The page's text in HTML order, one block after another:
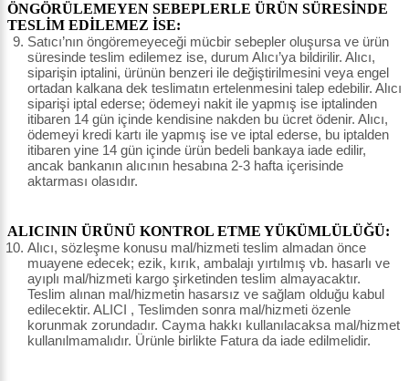
ÖNGÖRÜLEMEYEN SEBEPLERLE ÜRÜN SÜRESİNDE
TESLİM EDİLEMEZ İSE:
Satıcı’nın öngöremeyeceği mücbir sebepler oluşursa ve ürün
süresinde teslim edilemez ise, durum Alıcı’ya bildirilir. Alıcı,
siparişin iptalini, ürünün benzeri ile değiştirilmesini veya engel
ortadan kalkana dek teslimatın ertelenmesini talep edebilir. Alıcı
siparişi iptal ederse; ödemeyi nakit ile yapmış ise iptalinden
itibaren 14 gün içinde kendisine nakden bu ücret ödenir. Alıcı,
ödemeyi kredi kartı ile yapmış ise ve iptal ederse, bu iptalden
itibaren yine 14 gün içinde ürün bedeli bankaya iade edilir,
ancak bankanın alıcının hesabına 2-3 hafta içerisinde
aktarması olasıdır.
ALICININ ÜRÜNÜ KONTROL ETME YÜKÜMLÜLÜĞÜ:
Alıcı, sözleşme konusu mal/hizmeti teslim almadan önce
muayene edecek; ezik, kırık, ambalajı yırtılmış vb. hasarlı ve
ayıplı mal/hizmeti kargo şirketinden teslim almayacaktır.
Teslim alınan mal/hizmetin hasarsız ve sağlam olduğu kabul
edilecektir. ALICI , Teslimden sonra mal/hizmeti özenle
korunmak zorundadır. Cayma hakkı kullanılacaksa mal/hizmet
kullanılmamalıdır. Ürünle birlikte Fatura da iade edilmelidir.